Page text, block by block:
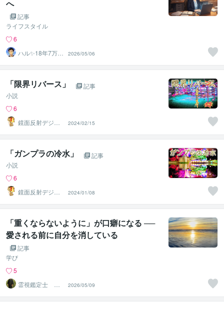
へ
記事
ライフスタイル
6
ハル✨18年7万人
以上の実績×書籍
著者
2026/05/06
「限界リバース」
記事
小説
6
鏡面反射デジタ
ルアート製作所
（鈴木穣）
2024/02/15
「ガンプラの冷水」
記事
小説
6
鏡面反射デジタ
ルアート製作所
（鈴木穣）
2024/01/08
「重くならないように」が口癖になる ──
愛される前に自分を消している
記事
学び
5
霊視鑑定士 神
凪
2026/05/09